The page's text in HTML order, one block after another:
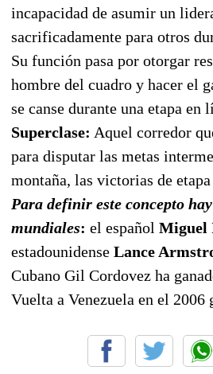
incapacidad de asumir un
sacrificadamente para otros
Su función pasa por otorgar
hombre del cuadro y hacer el
se canse durante una etapa en
Superclase: Aquel corredor
para disputar las metas
montaña, las victorias de
Para definir este concepto
mundiales: el español Miguel
estadounidense Lance
Cubano Gil Cordovez ha
Vuelta a Venezuela en el 2006